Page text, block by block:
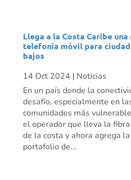
Llega a la Costa Caribe
telefonía móvil para
bajos
14 Oct 2024 | Noticias
En un país donde la
desafío, especialmente en
comunidades más
el operador que lleva la
de la costa y ahora agrega
portafolio de...